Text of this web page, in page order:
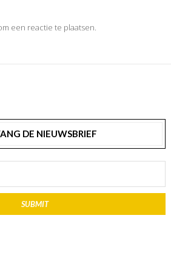
een reactie te plaatsen.
DE NIEUWSBRIEF
SUBMIT